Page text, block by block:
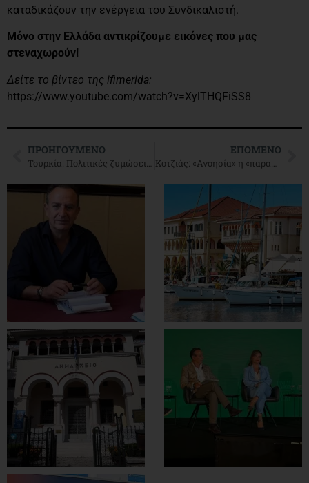
καταδικάζουν την ενέργεια του Συνδικαλιστή.
Μόνο στην Ελλάδα αντικρίζουμε εικόνες που μας
στεναχωρούν!
Δείτε το βίντεο της ifimerida:
https://www.youtube.com/watch?v=XylTHQFiSS8
ΠΡΟΗΓΟΎΜΕΝΟ
Τουρκία: Πολιτικές ζυμώσεις στην αντιπολίτευση προκειμένου να “χτυπήσουν” τον Ερντογάν
ΕΠΌΜΕΝΟ
Κοτζιάς: «Ανοησία» η «παραβίαση» των τουρκικών συνόρων από τους δύο Έλληνες (ΒΙΝΤΕΟ)